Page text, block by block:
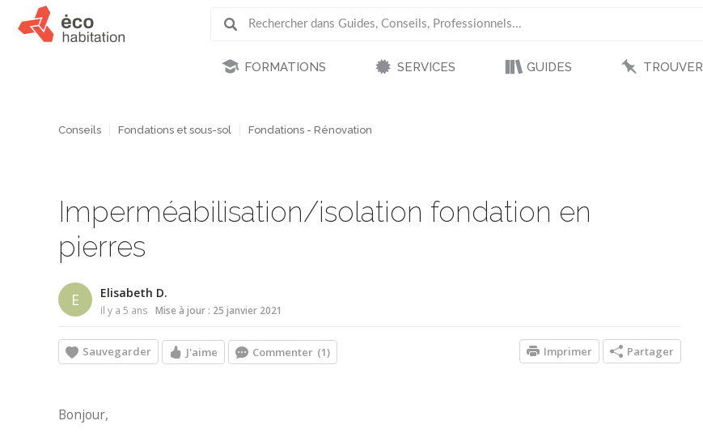
FORMATIONS SERVICES GUIDES TROUVER
Conseils Fondations et sous-sol Fondations - Rénovation
Imperméabilisation/isolation fondation en
pierres
E Elisabeth D.
il y a 5 ans Mise à jour : 25 janvier 2021
Sauvegarder J'aime Commenter (1) Partager
Imprimer
Bonjour,